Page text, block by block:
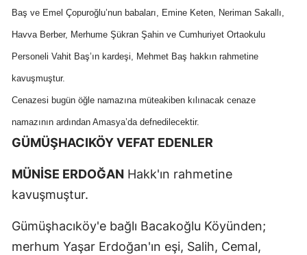
Baş ve Emel Çopuroğlu’nun babaları, Emine Keten, Neriman Sakallı,
Havva Berber, Merhume Şükran Şahin ve Cumhuriyet Ortaokulu
Personeli Vahit Baş’ın kardeşi, Mehmet Baş hakkın rahmetine
kavuşmuştur.
Cenazesi bugün öğle namazına müteakiben kılınacak cenaze
namazının ardından Amasya’da defnedilecektir.
GÜMÜŞHACIKÖY VEFAT EDENLER
MÜNİSE ERDOĞAN Hakk'ın rahmetine
kavuşmuştur.
Gümüşhacıköy'e bağlı Bacakoğlu Köyünden;
merhum Yaşar Erdoğan'ın eşi, Salih, Cemal,